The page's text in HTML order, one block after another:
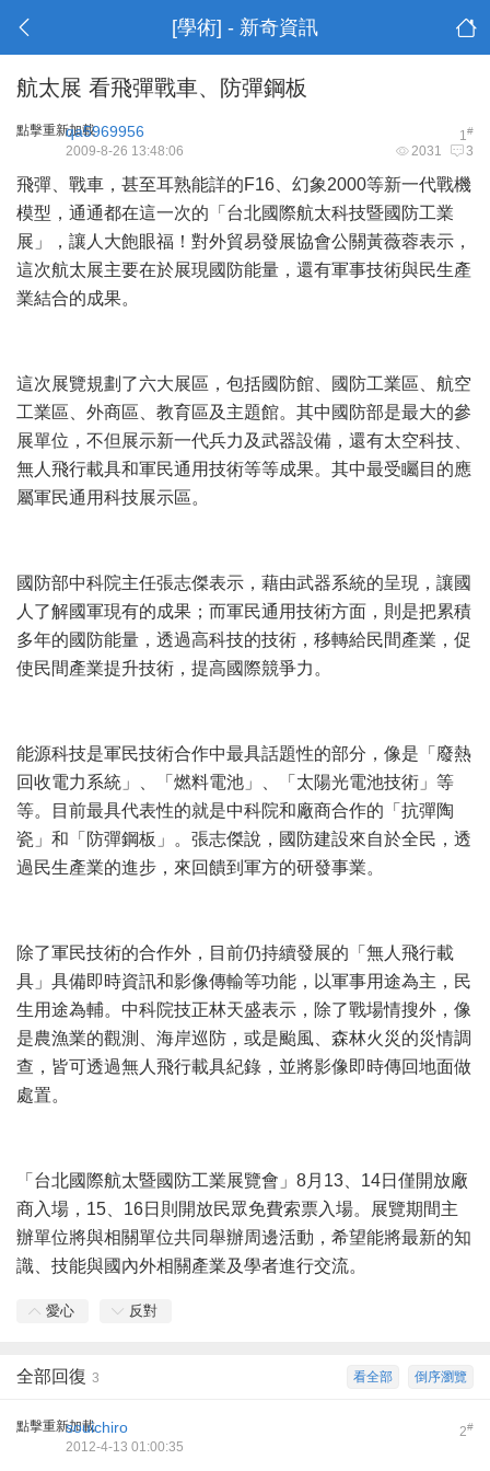
[學術] - 新奇資訊
航太展 看飛彈戰車、防彈鋼板
點擊重新加載 1#
qa5969956
2031 3
2009-8-26 13:48:06
飛彈、戰車，甚至耳熟能詳的F16、幻象2000等新一代戰機
模型，通通都在這一次的「台北國際航太科技暨國防工業
展」，讓人大飽眼福！對外貿易發展協會公關黃薇蓉表示，
這次航太展主要在於展現國防能量，還有軍事技術與民生產
業結合的成果。
這次展覽規劃了六大展區，包括國防館、國防工業區、航空
工業區、外商區、教育區及主題館。其中國防部是最大的參
展單位，不但展示新一代兵力及武器設備，還有太空科技、
無人飛行載具和軍民通用技術等等成果。其中最受矚目的應
屬軍民通用科技展示區。
國防部中科院主任張志傑表示，藉由武器系統的呈現，讓國
人了解國軍現有的成果；而軍民通用技術方面，則是把累積
多年的國防能量，透過高科技的技術，移轉給民間產業，促
使民間產業提升技術，提高國際競爭力。
能源科技是軍民技術合作中最具話題性的部分，像是「廢熱
回收電力系統」、「燃料電池」、「太陽光電池技術」等
等。目前最具代表性的就是中科院和廠商合作的「抗彈陶
瓷」和「防彈鋼板」。張志傑說，國防建設來自於全民，透
過民生產業的進步，來回饋到軍方的研發事業。
除了軍民技術的合作外，目前仍持續發展的「無人飛行載
具」具備即時資訊和影像傳輸等功能，以軍事用途為主，民
生用途為輔。中科院技正林天盛表示，除了戰場情搜外，像
是農漁業的觀測、海岸巡防，或是颱風、森林火災的災情調
查，皆可透過無人飛行載具紀錄，並將影像即時傳回地面做
處置。
「台北國際航太暨國防工業展覽會」8月13、14日僅開放廠
商入場，15、16日則開放民眾免費索票入場。展覽期間主
辦單位將與相關單位共同舉辦周邊活動，希望能將最新的知
識、技能與國內外相關產業及學者進行交流。
愛心 反對
倒序瀏覽
看全部
全部回復 3
點擊重新加載 2#
souichiro
2012-4-13 01:00:35